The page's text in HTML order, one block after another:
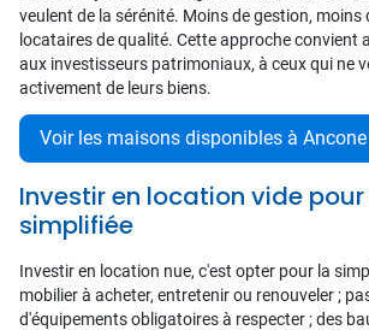
veulent de la sérénité. Moins de gestion, moins
locataires de qualité. Cette approche convient
aux investisseurs patrimoniaux, à ceux qui ne
activement de leurs biens.
Voir les maisons disponibles à Ancone
Investir en location vide
simplifiée
Investir en location nue, c'est opter pour la
mobilier à acheter, entretenir ou renouveler ;
d'équipements obligatoires à respecter ; des